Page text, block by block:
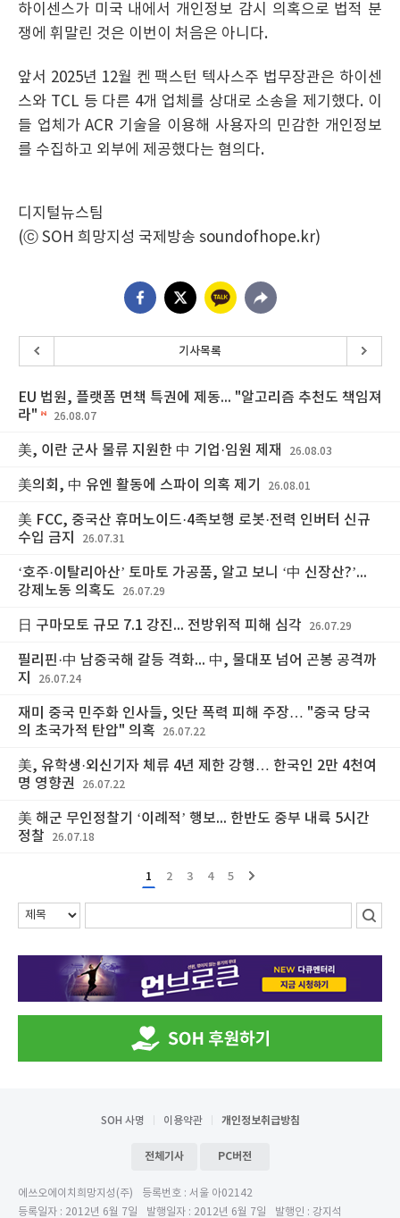
하이센스가 미국 내에서 개인정보 감시 의혹으로 법적 분
쟁에 휘말린 것은 이번이 처음은 아니다.
앞서 2025년 12월 켄 팩스턴 텍사스주 법무장관은 하이센
스와 TCL 등 다른 4개 업체를 상대로 소송을 제기했다. 이
들 업체가 ACR 기술을 이용해 사용자의 민감한 개인정보
를 수집하고 외부에 제공했다는 혐의다.
디지털뉴스팀
(ⓒ SOH 희망지성 국제방송 soundofhope.kr)
기사목록
EU 법원, 플랫폼 면책 특권에 제동... "알고리즘 추천도 책임져
라"
26.08.07
美, 이란 군사 물류 지원한 中 기업·임원 제재 26.08.03
美의회, 中 유엔 활동에 스파이 의혹 제기 26.08.01
美 FCC, 중국산 휴머노이드·4족보행 로봇·전력 인버터 신규
수입 금지
26.07.31
‘호주·이탈리아산’ 토마토 가공품, 알고 보니 ‘中 신장산?’...
강제노동 의혹도
26.07.29
日 구마모토 규모 7.1 강진... 전방위적 피해 심각 26.07.29
필리핀·中 남중국해 갈등 격화... 中, 물대포 넘어 곤봉 공격까
지
26.07.24
재미 중국 민주화 인사들, 잇단 폭력 피해 주장… "중국 당국
의 초국가적 탄압" 의혹
26.07.22
美, 유학생·외신기자 체류 4년 제한 강행… 한국인 2만 4천여
명 영향권
26.07.22
美 해군 무인정찰기 ‘이례적’ 행보... 한반도 중부 내륙 5시간
정찰
26.07.18
1 2 3 4 5
SOH 사명 이용약관 개인정보취급방침
전체기사 PC버전
에쓰오에이치희망지성(주)
등록번호 : 서울 아02142
등록일자 : 2012년 6월 7일
발행일자 : 2012년 6월 7일 발행인 : 강지석